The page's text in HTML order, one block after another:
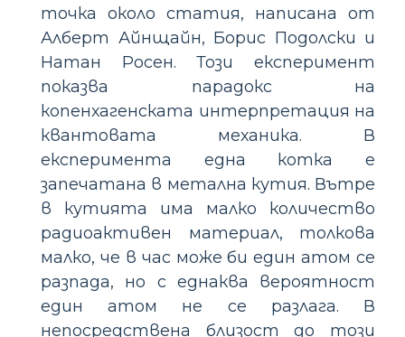
точка около статия, написана от
Алберт Айнщайн, Борис Подолски и
Натан Росен. Този експеримент
показва парадокс на
копенхагенската интерпретация на
квантовата механика. В
експеримента една котка е
запечатана в метална кутия. Вътре
в кутията има малко количество
радиоактивен материал, толкова
малко, че в час може би един атом се
разпада, но с еднаква вероятност
един атом не се разлага. В
непосредствена близост до този